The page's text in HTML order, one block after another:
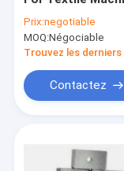
aimantées du
6Fe2O3
Prix:negotiable
MOQ:Négociable
Trouvez les derniers
Contactez